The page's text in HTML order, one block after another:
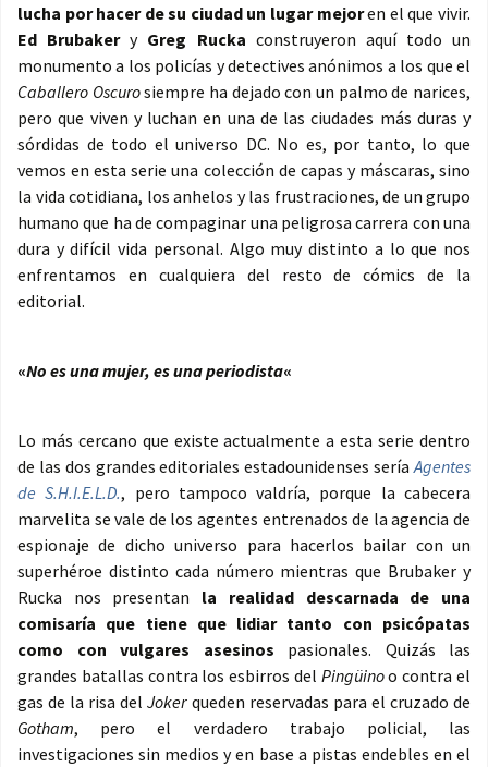
lucha por hacer de su ciudad un lugar mejoren el que vivir.
Ed Brubakery Greg Rucka construyeron aquí todo un
monumento a los policías y detectives anónimos a los que el
Caballero Oscurosiempre ha dejado con un palmo de narices,
pero que viven y luchan en una de las ciudades más duras y
sórdidas de todo el universo DC. No es, por tanto, lo que
vemos en esta serie una colección de capas y máscaras, sino
la vida cotidiana, los anhelos y las frustraciones, de un grupo
humano que ha de compaginar una peligrosa carrera con una
dura y difícil vida personal. Algo muy distinto a lo que nos
enfrentamos en cualquiera del resto de cómics de la
editorial.
«No es una mujer, es una periodista«
Lo más cercano que existe actualmente a esta serie dentro
de las dos grandes editoriales estadounidenses seríaAgentes
de S.H.I.E.L.D., pero tampoco valdría, porque la cabecera
marvelita se vale de los agentes entrenados de la agencia de
espionaje de dicho universo para hacerlos bailar con un
superhéroe distinto cada número mientras que Brubaker y
Rucka nos presentan la realidad descarnada de una
comisaría que tiene que lidiar tanto con psicópatas
como con vulgares asesinos pasionales. Quizás las
grandes batallas contra los esbirros del Pingüinoo contra el
gas de la risa delJokerqueden reservadas para el cruzado de
Gotham, pero el verdadero trabajo policial, las
investigaciones sin medios y en base a pistas endebles en el